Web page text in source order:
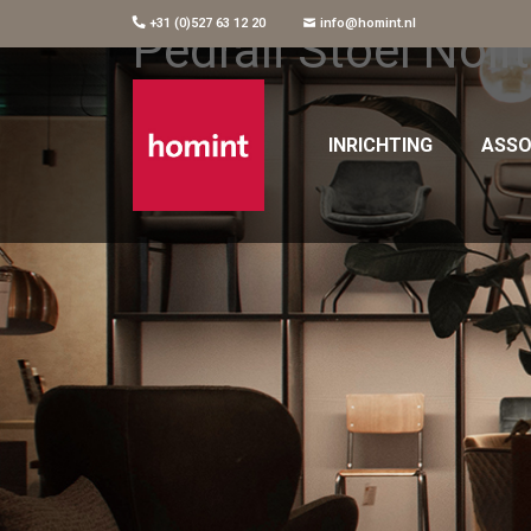
+31 (0)527 63 12 20 info@homint.nl
INRICHTING
Pedrali Stoel